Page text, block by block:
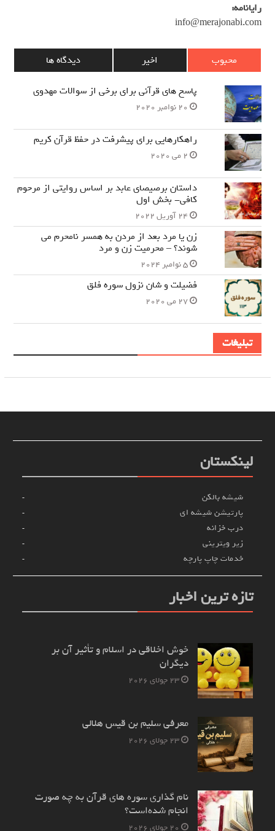
رایانامه:
info@merajonabi.com
محبوب اخیر دیدگاه ها
پاسخ های قرآنی برای برخی از سوالات مهدوی
20 نوامبر 2020
راهکارهایی برای پیشرفت در حفظ قرآن کریم
2 می 2020
داستان برصیصای عابد بر اساس روایتی از مرحوم
کافی- بخش اول
24 آوریل 2022
زن یا مرد بعد از مردن به همسر نامحرم می
شوند؟ – محرمیت زن و مرد
5 نوامبر 2024
فضیلت و شان نزول سوره فلق
27 می 2020
تبلیغات
لینکستان
شیشه بالکن
پارتیشن شیشه ای
درب خزانه
زیر ویترینی
خدمات چاپ پارچه
تازه ترین اخبار
خوش اخلاقی در اسلام و تأثیر آن بر
دیگران
23 جولای 2026
معرفی سلیم بن قیس هلالی
23 جولای 2026
نام‌ گذاری سوره های قرآن به چه صورت
انجام شده‌است؟
20 جولای 2026